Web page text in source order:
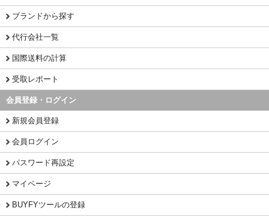
ブランドから探す
代行会社一覧
国際送料の計算
受取レポート
会員登録・ログイン
新規会員登録
会員ログイン
パスワード再設定
マイページ
BUYFYツールの登録